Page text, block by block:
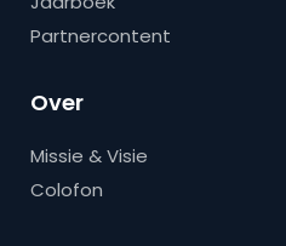
Partnercontent
Over
Missie & Visie
Colofon